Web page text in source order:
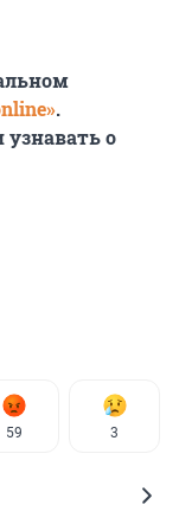
.
о
59 3